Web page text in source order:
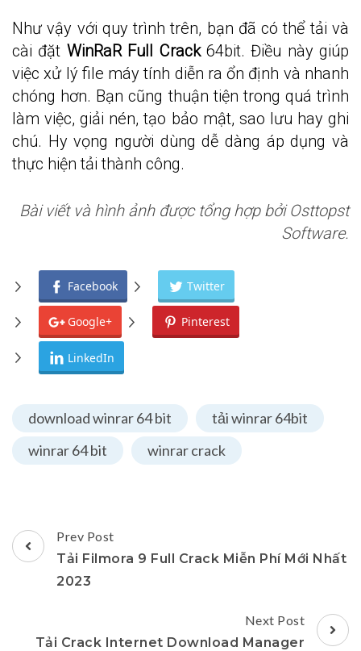
Như vậy với quy trình trên, bạn đã có thể tải và
cài đặt WinRaR Full Crack64bit. Điều này giúp
việc xử lý file máy tính diễn ra ổn định và nhanh
chóng hơn. Bạn cũng thuận tiện trong quá trình
làm việc, giải nén, tạo bảo mật, sao lưu hay ghi
chú. Hy vọng người dùng dễ dàng áp dụng và
thực hiện tải thành công.
Bài viết và hình ảnh được tổng hợp bởi Osttopst
Software.
Facebook Twitter
Google+ Pinterest
LinkedIn
download winrar 64 bit
tải winrar 64bit
winrar 64 bit
winrar crack
Post
Navigation
Prev Post
Tải Filmora 9 Full Crack Miễn Phí Mới Nhất
2023
Next Post
Tải Crack Internet Download Manager